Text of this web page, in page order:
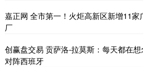
嘉正网 全市第一！火炬高新区新增11
厂
创赢盘交易 贡萨洛-拉莫斯：每天都在
对阵西班牙